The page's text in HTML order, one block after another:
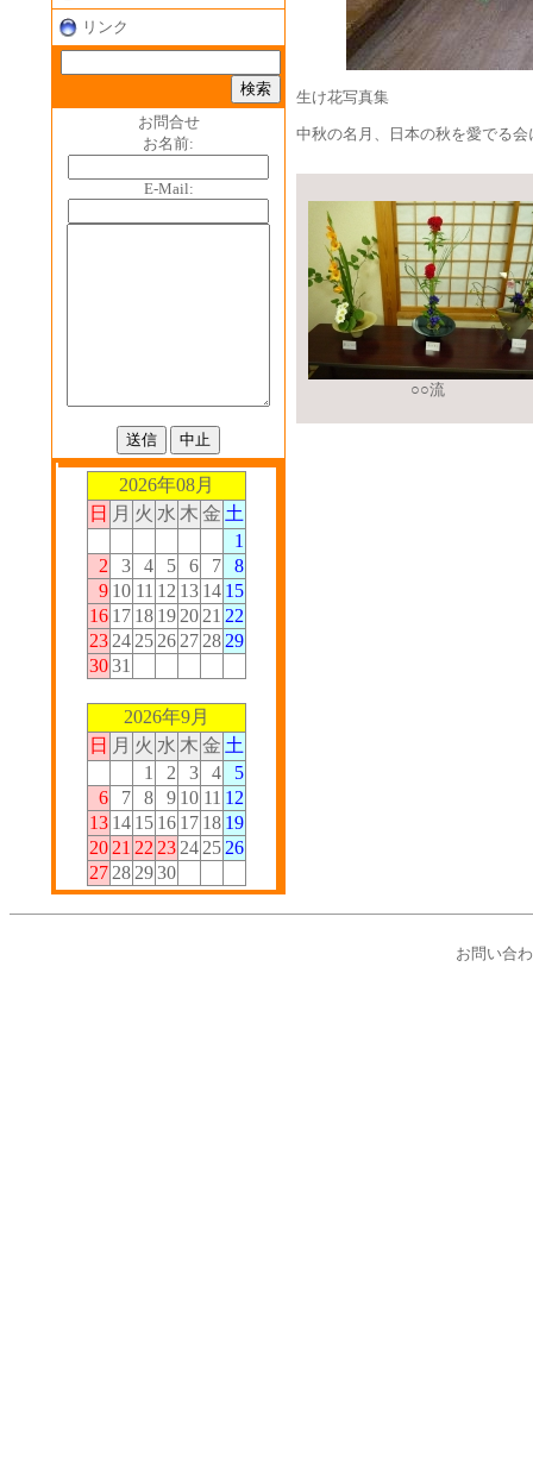
リンク
お問合せ
お名前:
E-Mail:
2026年08月
日 月 火 水 木 金 土
1
2
3 4 5 6 7
8
9 10 11 12 13 14 15
16 17 18 19 20 21 22
23 24 25 26 27 28 29
30 31
2026年9月
日 月 火 水 木 金 土
1
2 3 4
5
6
7 8 9 10 11 12
13 14 15 16 17 18 19
20 21 22 23 24 25 26
27 28 29 30
生け花写真集
中秋の名月、日本の秋を愛でる
○○流
お問い合